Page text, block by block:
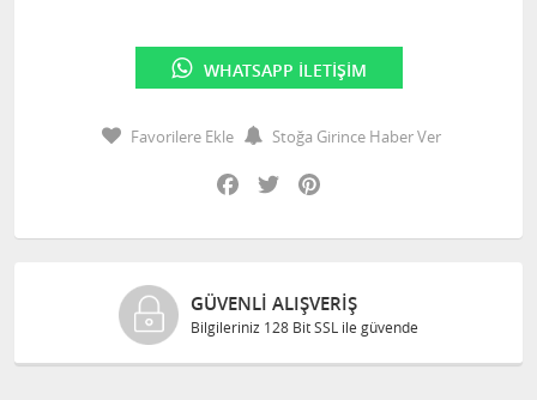
WHATSAPP İLETIŞIM
Favorilere Ekle
Stoğa Girince Haber Ver
Facebook
Twitter
GÜVENLI ALIŞVERIŞ
Bilgileriniz 128 Bit SSL ile güvende